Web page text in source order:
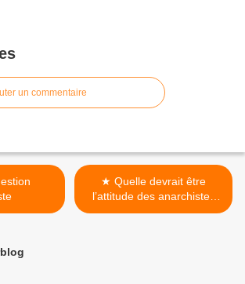
un commentaire
★ Quelle devrait être
l’attitude des anarchistes
envers la machine ? >